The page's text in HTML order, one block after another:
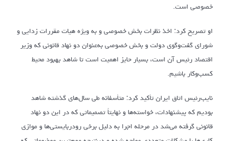
خصوصی است.
او تصریح کرد: اخذ نظرات بخش خصوصی و به ویژه هیات مقررات زدایی و
شورای گفت‌وگوی دولت و بخش خصوصی به‌عنوان دو نهاد قانونی که وزیر
اقتصاد رئیس آن است، بسیار حایز اهمیت است تا شاهد بهبود محیط
کسب‌وکار باشیم.
نایب‌رئیس اتاق ایران تأکید کرد: متأسفانه طی سال‌های گذشته شاهد
بودیم که پیشنهادات، خواسته‌ها و نهایتاً تصمیماتی که در این دو نهاد
قانونی گرفته می‌شد در مرحله اجرا به دلیل برخی رودربایستی‌ها و موازی